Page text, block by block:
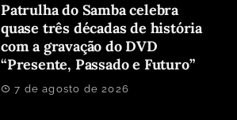
Patrulha do Samba celebra
quase três décadas de história
com a gravação do DVD
“Presente, Passado e Futuro”
7 de agosto de 2026